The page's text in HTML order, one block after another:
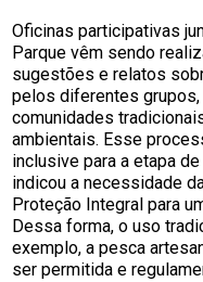
Oficinas participativas
Parque vêm sendo
sugestões e relatos
pelos diferentes
comunidades
ambientais. Esse
inclusive para a etapa
indicou a necessidade
Proteção Integral para
Dessa forma, o uso
exemplo, a pesca
ser permitida e